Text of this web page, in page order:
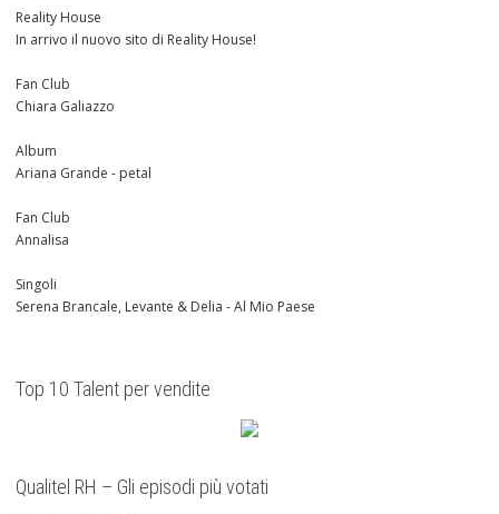
Reality House
In arrivo il nuovo sito di Reality House!
Fan Club
Chiara Galiazzo
Album
Ariana Grande - petal
Fan Club
Annalisa
Singoli
Serena Brancale, Levante & Delia - Al Mio Paese
Top 10 Talent per vendite
Qualitel RH – Gli episodi più votati